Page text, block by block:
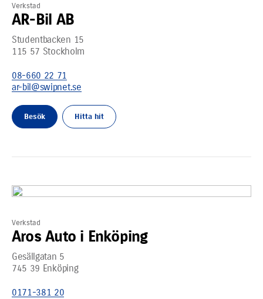
Verkstad
AR-Bil AB
Studentbacken 15
115 57 Stockholm
08-660 22 71
ar-bil@swipnet.se
Besök Hitta hit
Verkstad
Aros Auto i Enköping
Gesällgatan 5
745 39 Enköping
0171-381 20